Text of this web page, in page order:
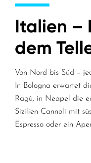
Italien –
dem
Von Nord bis Süd –
In Bologna erwartet
Ragù, in Neapel die
Sizilien Cannoli mit
Espresso oder ein